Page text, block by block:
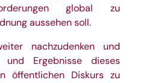
global zu
aussehen soll.
nachzudenken und
und Ergebnisse dieses
öffentlichen Diskurs zu